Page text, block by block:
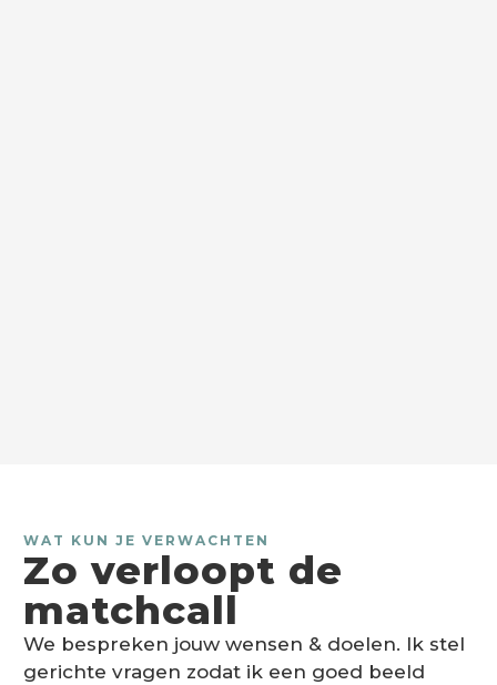
WAT KUN JE VERWACHTEN
Zo verloopt de
matchcall
We bespreken jouw wensen & doelen. Ik stel
gerichte vragen zodat ik een goed beeld